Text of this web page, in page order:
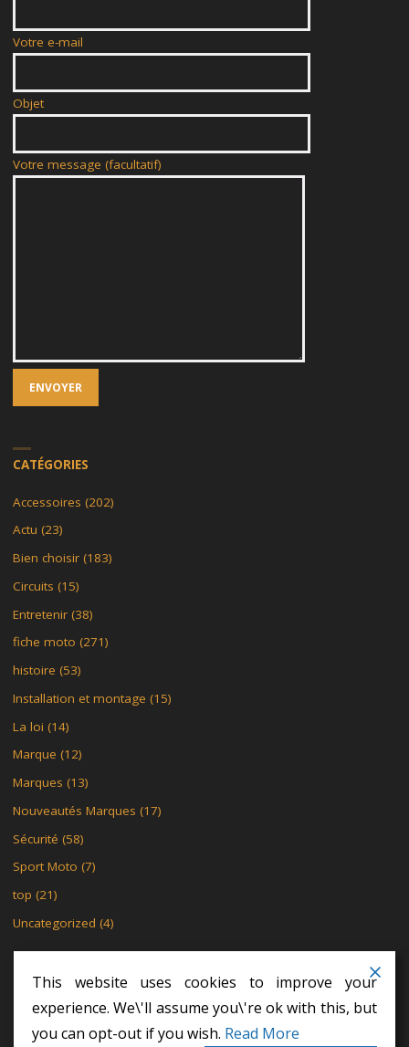
Votre e-mail
Objet
Votre message (facultatif)
CATÉGORIES
Accessoires (202)
Actu (23)
Bien choisir(183)
Circuits (15)
Entretenir(38)
fiche moto (271)
histoire (53)
Installation et montage (15)
La loi (14)
Marque (12)
Marques (13)
Nouveautés Marques (17)
Sécurité (58)
Sport Moto (7)
top (21)
Uncategorized (4)
MENTIONS LÉGALES
POLITIQUE DE CONFIDENTIALITÉ
POLITIQUE DE CONFIDENTIALITÉ
This website uses cookies to improve your
experience. We\'ll assume you\'re ok with this, but
you can opt-out if you wish. Read More